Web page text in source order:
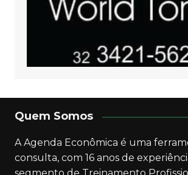
Quem Somos
A Agenda Econômica é uma
consulta, com 16 anos de